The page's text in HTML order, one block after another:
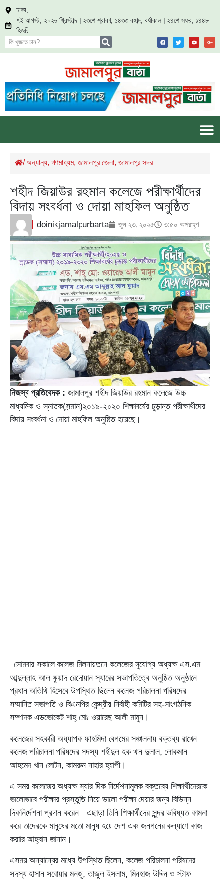
ঢাকা,
৭ই আগস্ট, ২০২৬ খ্রিস্টাব্দ | ২৩শে শ্রাবণ, ১৪৩৩ বঙ্গাব্দ, বর্ষাকাল | ২৪শে সফর, ১৪৪৮
হিজরি
/অন্যান্য, গণমাধ্যম, জামালপুর জেলা, জামালপুর সদর
শহীদ জিয়াউর রহমান কলেজে পরীক্ষার্থীদের
বিদায় সংবর্ধনা ও দোয়া মাহফিল অনুষ্ঠিত
doinikjamalpurbarta জুন ২৩, ২০২৫ ৩:৫০ অপরাহ্ণ
নিজস্ব প্রতিবেদক : জামালপুর শহীদ জিয়াউর রহমান কলেজে উচ্চ
মাধ্যমিক ও স্নাতক(সন্মান)২০১৯-২০২০ শিক্ষাবর্ষের চুড়ান্ত পরীক্ষার্থীদের
বিদায় সংবর্ধনা ও দোয়া মাহফিল অনুষ্ঠিত হয়েছে।
সোমবার সকালে কলেজ মিলনায়তনে কলেজের সুযোগ্য অধ্যক্ষ এস.এম
আব্দুল্লাহ আল ফুয়াদ রেদোয়ান স্যারের সভাপতিত্বে অনুষ্ঠিত অনুষ্ঠানে
প্রধান অতিথি হিসেবে উপস্থিত ছিলেন কলেজ পরিচালনা পরিষদের
সম্মানিত সভাপতি ও বিএনপির কেন্দ্রীয় নির্বাহী কমিটির সহ-সাংগঠনিক
সম্পাদক এডভোকেট শাহ্ মোঃ ওয়ারেছ আলী মামুন।
কলেজের সহকারী অধ্যাপক ফাহমিদা বেগমের সঞ্চালনায় বক্তব্য রাখেন
কলেজ পরিচালনা পরিষদের সদস্য শহীদুল হক খান দুলাল, লোকমান
আহমেদ খান লোটন, কামরুন নাহার হ্যাপী।
এ সময় কলেজের অধ্যক্ষ স্যার দিক নির্দেশনামূলক বক্তব্যে শিক্ষার্থীদেরকে
ভালোভাবে পরীক্ষার প্রস্তুতি নিয়ে ভালো পরীক্ষা দেয়ার জন্য বিভিন্ন
দিকনির্দেশনা প্রদান করেন। এছাড়া তিনি শিক্ষার্থীদের সুন্দর ভবিষ্যত কামনা
করে তাদেরকে মানুষের মতো মানুষ হয়ে দেশ এবং জনগনের কল্যাণে কাজ
করাার আহ্বান জানান।
এসময় অন্যান্যের মধ্যে উপস্থিত ছিলেন, কলেজ পরিচালনা পরিষদের
সদস্য হাসান সরোয়ার মনজু, তাজুল ইসলাম, মিনহাজ উদ্দিন ও স্টাফ